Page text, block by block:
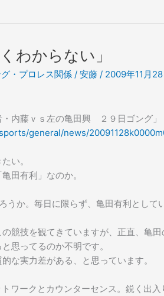
わからない」
・プロレス関係 / 安藤 / 2009年11月28
・内藤ｖｓ左の亀田興 ２９日ゴング」
general/news/
い。
田有利」なのか。
うか。毎日に限らず、亀田有利とし
競技を観てきていますが、正直、亀田
思ってるのか不明です。
な実力差がある、と思っています。
ワークとカウンターセンス。鋭く出